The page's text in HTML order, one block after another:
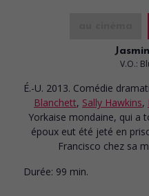
V.O.:
É.-U. 2013. Comédie
Blanchett, Sally Hawkins,
Yorkaise mondaine, qui a
époux eut été jeté en
Francisco chez sa
Durée: 99 min.